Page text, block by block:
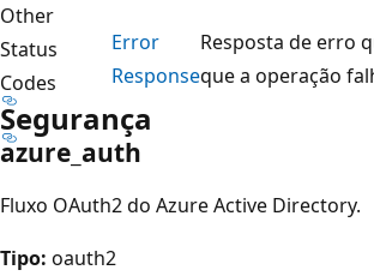
Other
Status
Codes
Error
Response
Resposta de erro
que a operação
Segurança
azure_auth
Fluxo OAuth2 do Azure Active Directory.
Tipo: oauth2